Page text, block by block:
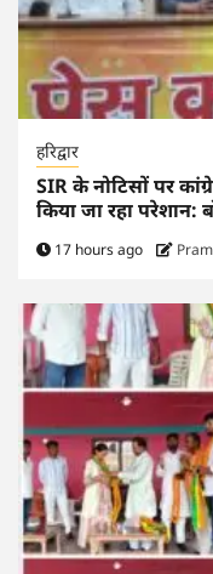
हरिद्वार
SIR के नोटिसों पर
किया जा रहा परेशान:
17 hours ago